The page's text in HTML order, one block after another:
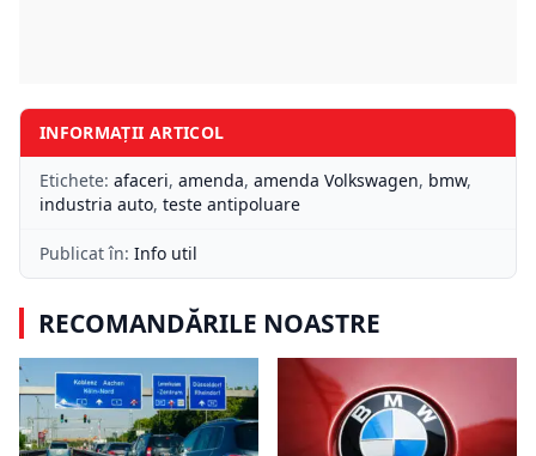
INFORMAȚII ARTICOL
Etichete: afaceri, amenda, amenda Volkswagen, bmw,
industria auto, teste antipoluare
Publicat în: Info util
RECOMANDĂRILE NOASTRE